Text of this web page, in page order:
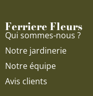
Ferriere Fleurs
Qui sommes-nous ?
Notre jardinerie
Notre équipe
Avis clients